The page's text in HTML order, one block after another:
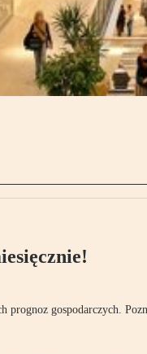
gospodarczych.